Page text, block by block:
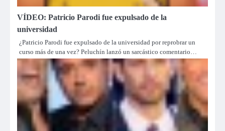
VÍDEO: Patricio Parodi fue expulsado de la
universidad
¿Patricio Parodi fue expulsado de la universidad por reprobrar un
curso más de una vez? Peluchín lanzó un sarcástico comentario…